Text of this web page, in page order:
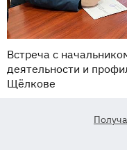
Встреча с
деятельности и
Щёлкове